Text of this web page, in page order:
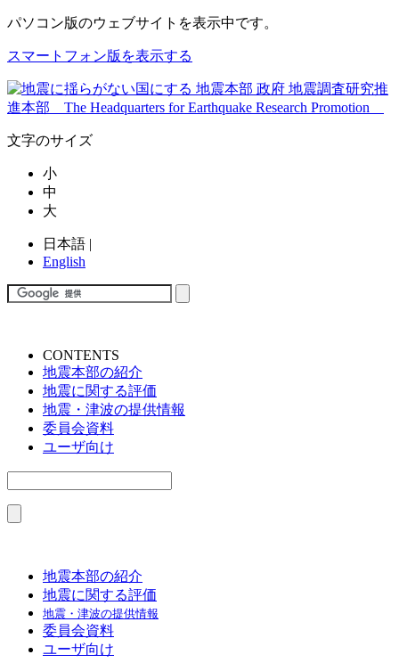
パソコン版のウェブサイトを表示中です。
スマートフォン版を表示する
文字のサイズ
小
中
大
日本語 |
English
CONTENTS
地震本部の紹介
地震に関する評価
地震・津波の提供情報
委員会資料
ユーザ向け
地震本部の紹介
地震に関する評価
地震・津波の提供情報
委員会資料
ユーザ向け